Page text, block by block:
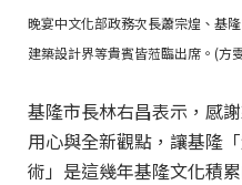
晚宴中文化部政務次長蕭宗煌、基
建築設計界等貴賓皆蒞臨出席。(方
基隆市長林右昌表示，感
用心與全新觀點，讓基隆
術」是這幾年基隆文化積